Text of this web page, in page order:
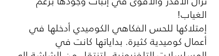
الغياب!
إمتلاكها للحس الفكاهي الكوميدي أدخلها في
أعمال كوميدية كثيرة. بداياتها كانت في